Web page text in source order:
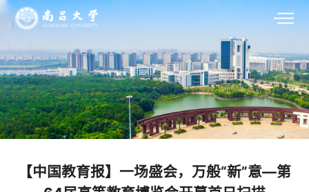
【中国教育报】一场盛会，万般“新”意—第